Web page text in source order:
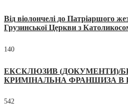
Від віолончелі до Патріаршого
Грузинської Церкви з
140
ЕКСКЛЮЗИВ (ДОКУМЕНТИ)/
КРИМІНАЛЬНА ФРАНШИЗА В
542